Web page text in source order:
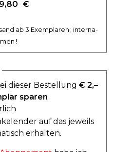
€
ab 3 Ex­em­pla­ren ; inter­na­
!
die­ser Be­stel­lung € 2,–
sparen
auf das je­weils
er­hal­ten.